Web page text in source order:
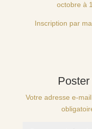
octobre à
Inscription par
Votre adresse e-